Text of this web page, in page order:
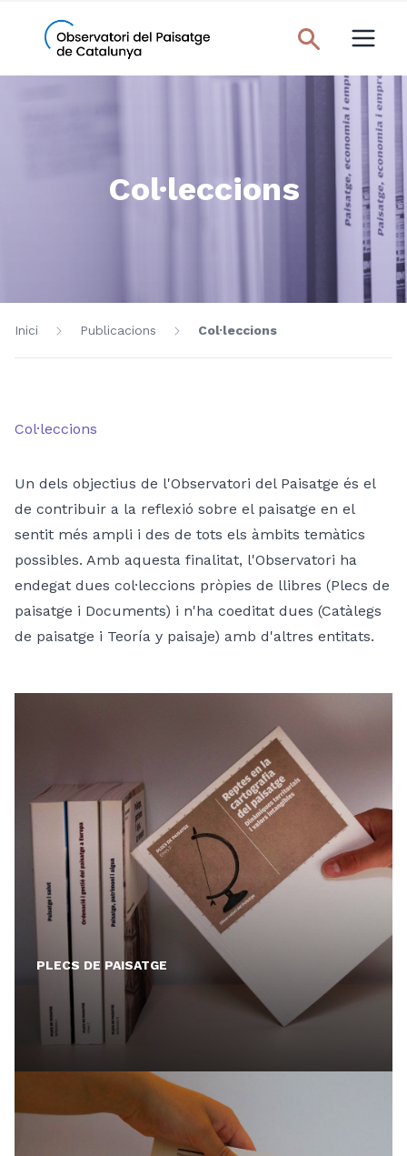
Col·leccions
Inici Publicacions Col·leccions
Col·leccions
Un dels objectius de l'Observatori del Paisatge és el
de contribuir a la reflexió sobre el paisatge en el
sentit més ampli i des de tots els àmbits temàtics
possibles. Amb aquesta finalitat, l'Observatori ha
endegat dues col·leccions pròpies de llibres (Plecs de
paisatge i Documents) i n'ha coeditat dues (Catàlegs
de paisatge i Teoría y paisaje) amb d'altres entitats.
PLECS DE PAISATGE